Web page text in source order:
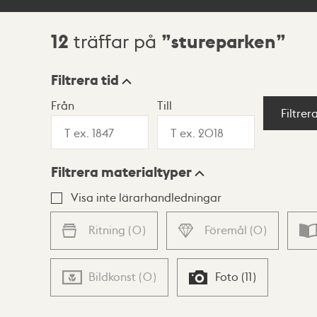
Sökresultat
12 träffar på stureparken
Visningsläge
Lista Karta
Filtrera tid
Från Till
Filtrera materialtyper
Visa inte lärarhandledningar
Ritning (0) Föremål (0)
Bildkonst (0) Foto (11)